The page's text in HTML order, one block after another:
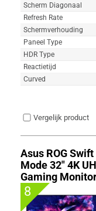
Scherm Diagonaal
Refresh Rate
Schermverhouding
Paneel Type
HDR Type
Reactietijd
Curved
Vergelijk product
Asus ROG
Mode 32" 4K
Gaming
8